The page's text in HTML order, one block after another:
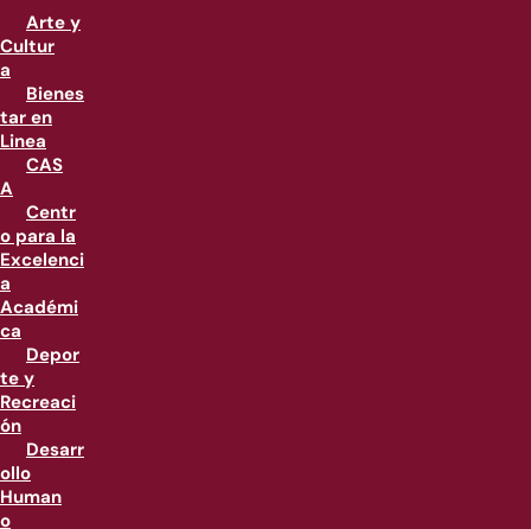
Arte y
Cultur
a
Bienes
tar en
Linea
CAS
A
Centr
o para la
Excelenci
a
Académi
ca
Depor
te y
Recreaci
ón
Desarr
ollo
Human
o